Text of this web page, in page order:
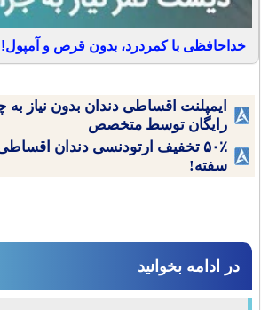
خداحافظی با کمردرد، بدون قرص و
ایمپلنت اقساطی دندان بدون نیاز
رایگان توسط متخصص
۵۰٪ تخفیف ارتودنسی دندان
سفته!
در ادامه بخوانید